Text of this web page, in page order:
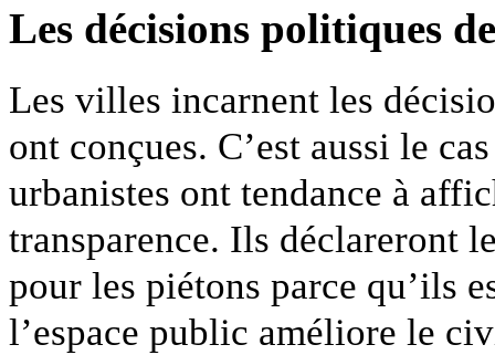
Les décisions politiques
Les villes incarnent les
ont conçues. C’est aussi le
urbanistes ont tendance à
transparence. Ils déclareront
pour les piétons parce qu’ils
l’espace public améliore le